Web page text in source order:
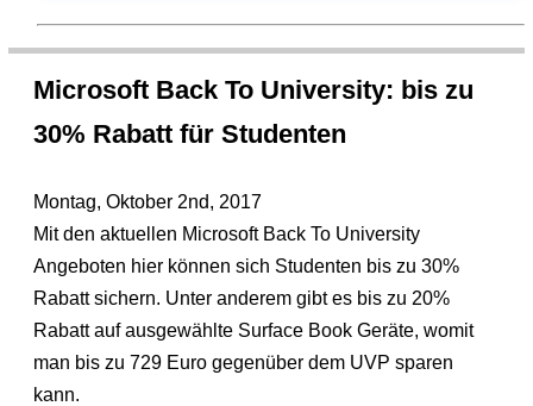
Microsoft Back To University: bis zu
30% Rabatt für Studenten
Montag, Oktober 2nd, 2017
Mit den aktuellen Microsoft Back To University
Angeboten hier können sich Studenten bis zu 30%
Rabatt sichern. Unter anderem gibt es bis zu 20%
Rabatt auf ausgewählte Surface Book Geräte, womit
man bis zu 729 Euro gegenüber dem UVP sparen
kann.